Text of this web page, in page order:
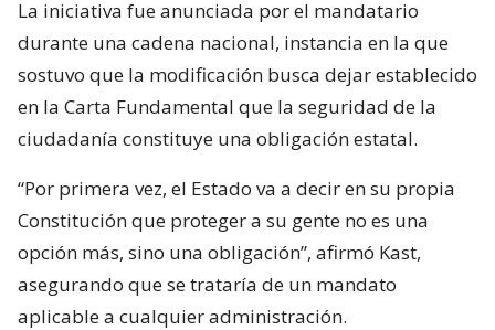
La iniciativa fue anunciada por el mandatario
durante una cadena nacional, instancia en la que
sostuvo que la modificación busca dejar establecido
en la Carta Fundamental que la seguridad de la
ciudadanía constituye una obligación estatal.
“Por primera vez, el Estado va a decir en su propia
Constitución que proteger a su gente no es una
opción más, sino una obligación”, afirmó Kast,
asegurando que se trataría de un mandato
aplicable a cualquier administración.